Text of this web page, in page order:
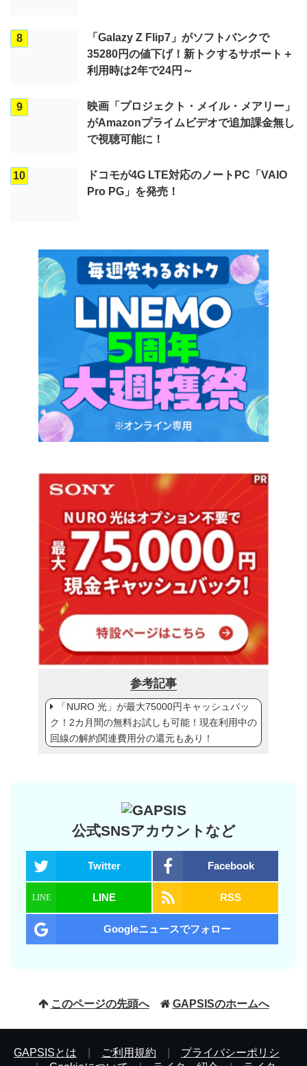
8
「Galazy Z Flip7」がソフトバンクで
35280円の値下げ！新トクするサポート＋
利用時は2年で24円～
9
映画「プロジェクト・メイル・メアリー」
がAmazonプライムビデオで追加課金無し
で視聴可能に！
10
ドコモが4G LTE対応のノートPC「VAIO
Pro PG」を発売！
参考記事
「NURO 光」が最大75000円キャッシュバッ
ク！2カ月間の無料お試しも可能！現在利用中の
回線の解約関連費用分の還元もあり！
公式SNSアカウントなど
Twitter Facebook
LINE RSS
Googleニュースでフォロー
このページの先頭へ GAPSISのホームへ
GAPSISとは ご利用規約
プライバシーポリシ